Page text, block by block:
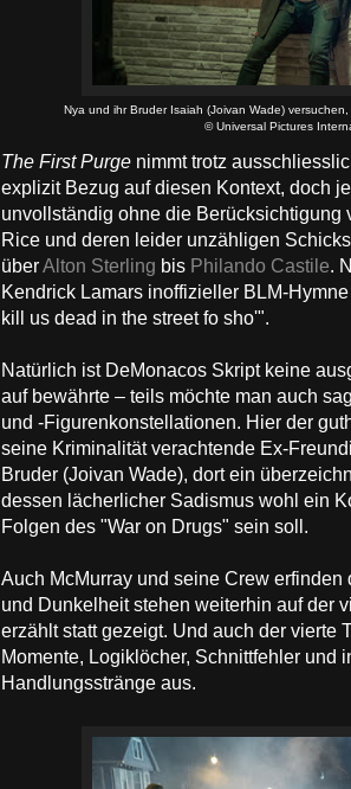
Nya und ihr Bruder Isaiah (Joivan Wade)
© Universal Pictures
The First Purge nimmt trotz
explizit Bezug auf diesen Kontext, doch
unvollständig ohne die Berücksichtigung
Rice und deren leider unzähligen
überAlton Sterling bis Philando Castile.
Kendrick Lamars inoffizieller BLM-
kill us dead in the street fo sho'".
Natürlich ist DeMonacos Skript keine
auf bewährte – teils möchte man auch
und -Figurenkonstellationen. Hier der
seine Kriminalität verachtende Ex-
Bruder (Joivan Wade), dort ein
dessen lächerlicher Sadismus wohl ein
Folgen des "War on Drugs" sein soll.
Auch McMurray und seine Crew
und Dunkelheit stehen weiterhin auf der
erzählt statt gezeigt. Und auch der vierte
Momente, Logiklöcher, Schnittfehler und
Handlungsstränge aus.